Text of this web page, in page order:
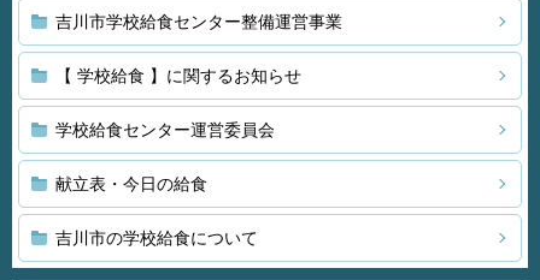
吉川市学校給食センター整備運営事業
【 学校給食 】に関するお知らせ
学校給食センター運営委員会
献立表・今日の給食
吉川市の学校給食について